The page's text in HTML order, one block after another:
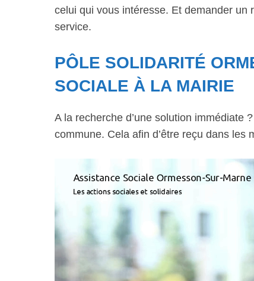
celui qui vous intéresse. Et demander
service.
PÔLE SOLIDARITÉ
SOCIALE À LA MAIRIE
A la recherche d’une solution immédiate
commune. Cela afin d’être reçu dans les